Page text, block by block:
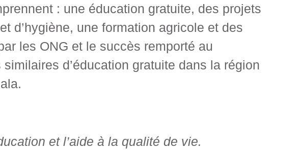
: une éducation gratuite, des projets
d’hygiène, une formation agricole et des
les ONG et le succès remporté au
d’éducation gratuite dans la région
et l’aide à la qualité de vie.